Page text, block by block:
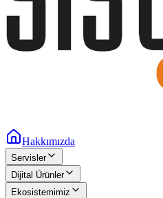
Hakkımızda
Servisler
Dijital Ürünler
Ekosistemimiz